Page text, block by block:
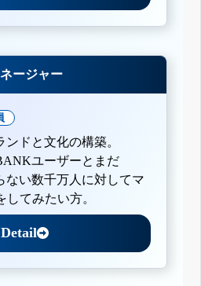
ージャー
ドと文化の構築。
ユーザーとまだ
ない数千万人に対してマ
してみたい方。
Detail